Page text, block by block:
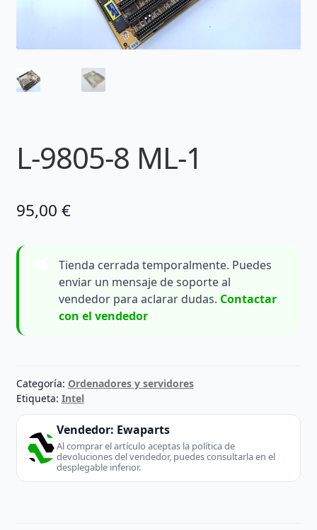
L-9805-8 ML-1
95,00 €
Tienda cerrada temporalmente. Puedes
enviar un mensaje de soporte al
vendedor para aclarar dudas. Contactar
con el vendedor
Categoría: Ordenadores y servidores
Etiqueta: Intel
Vendedor: Ewaparts
Al comprar el artículo aceptas la política de
devoluciones del vendedor, puedes consultarla en el
desplegable inferior.